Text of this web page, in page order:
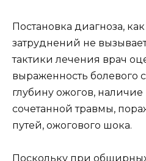
Постановка диагноза,
затруднений не
тактики лечения врач
выраженность болевого
глубину ожогов,
сочетанной травмы,
путей, ожогового шока.
Поскольку при